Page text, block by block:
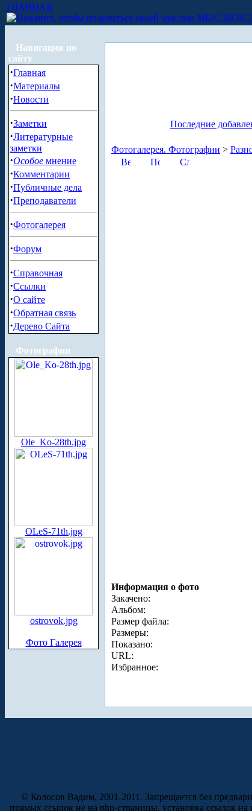
ГЛАВНАЯ
МЫСЛИ
Навигация по
сайту
·Главная
·Материалы
·Новости
·Заметки
·Литературные
заметки
·Особое мнение
·Комментарии
·Публичные дела
·Преподаватели
·Фотогалерея
·Форум
·Справочная
·Ссылки
·О сайте
·Обратная связь
·Дерево Сайта
Фотографии
Ole_Ko-28th.jpg
OLeS-71th.jpg
ostrovok.jpg
Фото Галерея
Последние
Фотогалерея. Фотографии >
Информация о фото
Закачено:
Альбом:
Размер файла:
Размеры:
Показано:
URL:
Избранное:
© Колосов Вадим, 2001-2011. Запрещается без
прямых ссылок не на php-страницы, установка ссылок